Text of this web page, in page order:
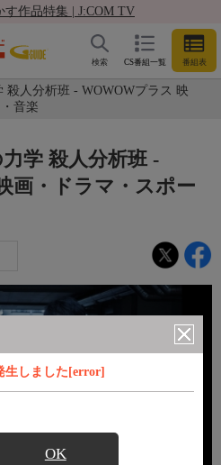
す作品特集 | J:COM TV
CS番組一覧 番組表
検索
殺人分析班 - WOWOWプラス 映
音楽
生しました[error]
OK
学 殺人分析班 -
画・ドラマ・スポー